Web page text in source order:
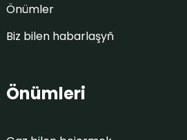
Önümler
Biz bilen habarlaşyň
Önümleri